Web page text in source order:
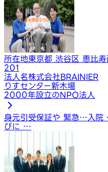
所在地東京都 渋谷区 恵比
201
法人名株式会社BRAINIER
りすセンター新木場
2000年設立のNPO法人
身元引受保証や 緊急… 入院
びに …